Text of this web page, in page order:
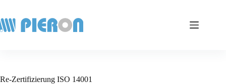
springen
Re-Zertifizierung ISO 14001